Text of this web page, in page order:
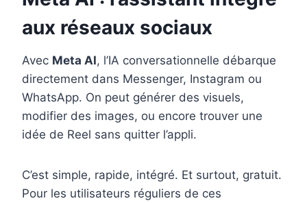
aux réseaux sociaux
Avec Meta AI, l’IA conversationnelle débarque
directement dans Messenger, Instagram ou
WhatsApp. On peut générer des visuels,
modifier des images, ou encore trouver une
idée de Reel sans quitter l’appli.
C’est simple, rapide, intégré. Et surtout, gratuit.
Pour les utilisateurs réguliers de ces